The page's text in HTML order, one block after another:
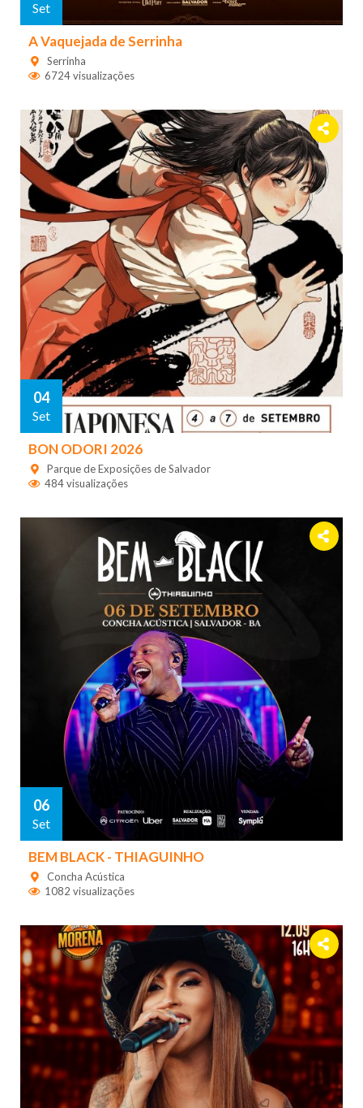
Set
A Vaquejada de Serrinha
Serrinha
6724 visualizações
04
Set
BON ODORI 2026
Parque de Exposições de Salvador
484 visualizações
06
Set
BEM BLACK - THIAGUINHO
Concha Acústica
1082 visualizações